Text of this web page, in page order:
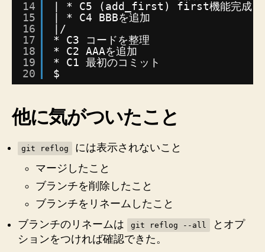
14
15
16
17
18
19
20
| * C5 (add_first) first機能完成
| * C4 BBBを追加
|/
* C3 コードを整理
* C2 AAAを追加
* C1 最初のコミット
$
他に気がついたこと
git reflog
には表示されないこと
マージしたこと
ブランチを削除したこと
ブランチをリネームしたこと
ブランチのリネームは
git reflog --all
とオプ
ションをつければ確認できた。